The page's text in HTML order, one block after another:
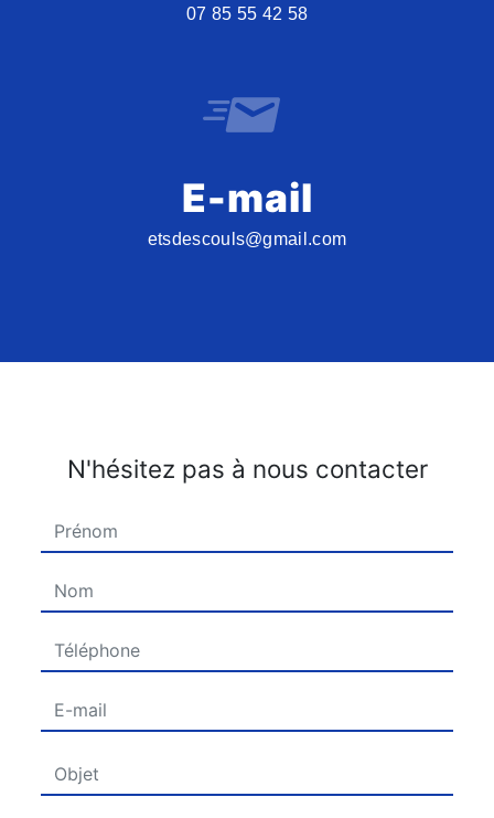
07 85 55 42 58
E-mail
etsdescouls@gmail.com
N'hésitez pas à nous contacter